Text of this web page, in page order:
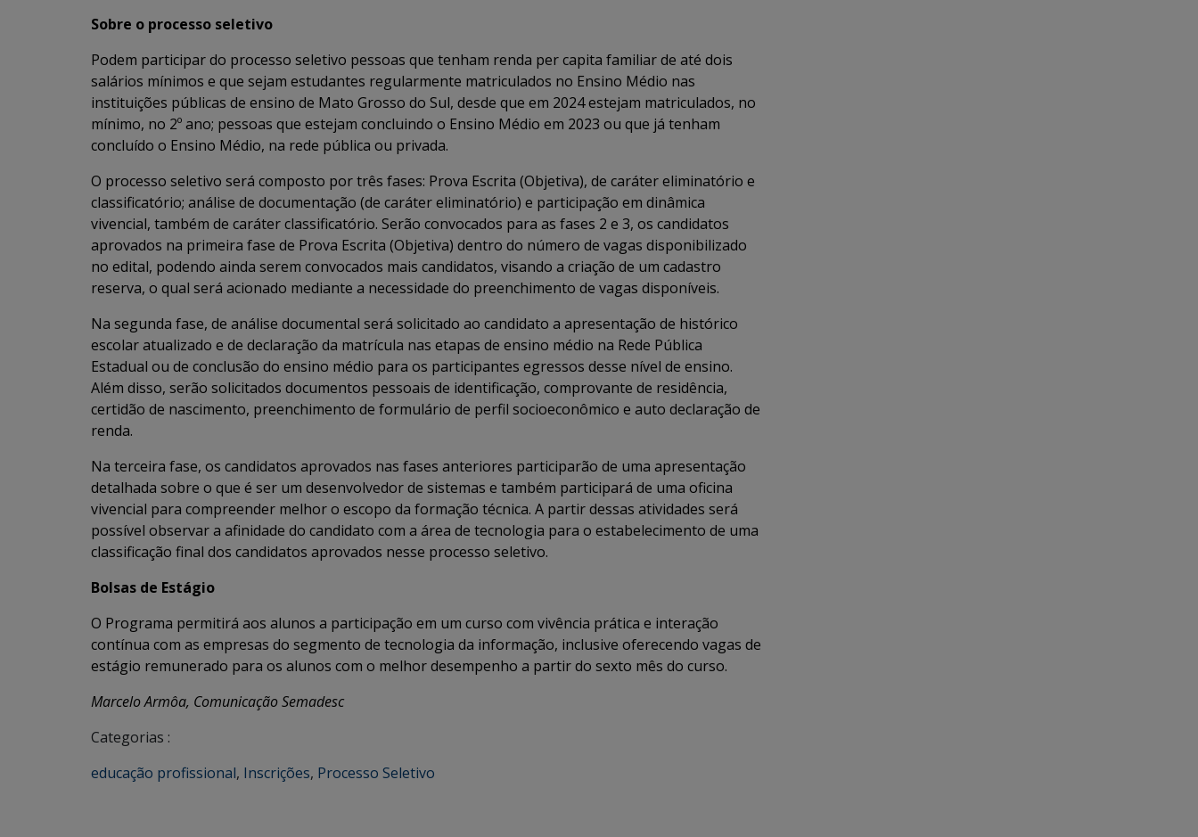
Sobre o processo seletivo
Podem participar do processo seletivo pessoas que tenham renda per capita familiar de até dois
salários mínimos e que sejam estudantes regularmente matriculados no Ensino Médio nas
instituições públicas de ensino de Mato Grosso do Sul, desde que em 2024 estejam matriculados, no
mínimo, no 2º ano; pessoas que estejam concluindo o Ensino Médio em 2023 ou que já tenham
concluído o Ensino Médio, na rede pública ou privada.
O processo seletivo será composto por três fases: Prova Escrita (Objetiva), de caráter eliminatório e
classificatório; análise de documentação (de caráter eliminatório) e participação em dinâmica
vivencial, também de caráter classificatório. Serão convocados para as fases 2 e 3, os candidatos
aprovados na primeira fase de Prova Escrita (Objetiva) dentro do número de vagas disponibilizado
no edital, podendo ainda serem convocados mais candidatos, visando a criação de um cadastro
reserva, o qual será acionado mediante a necessidade do preenchimento de vagas disponíveis.
Na segunda fase, de análise documental será solicitado ao candidato a apresentação de histórico
escolar atualizado e de declaração da matrícula nas etapas de ensino médio na Rede Pública
Estadual ou de conclusão do ensino médio para os participantes egressos desse nível de ensino.
Além disso, serão solicitados documentos pessoais de identificação, comprovante de residência,
certidão de nascimento, preenchimento de formulário de perfil socioeconômico e auto declaração de
renda.
Na terceira fase, os candidatos aprovados nas fases anteriores participarão de uma apresentação
detalhada sobre o que é ser um desenvolvedor de sistemas e também participará de uma oficina
vivencial para compreender melhor o escopo da formação técnica. A partir dessas atividades será
possível observar a afinidade do candidato com a área de tecnologia para o estabelecimento de uma
classificação final dos candidatos aprovados nesse processo seletivo.
Bolsas de Estágio
O Programa permitirá aos alunos a participação em um curso com vivência prática e interação
contínua com as empresas do segmento de tecnologia da informação, inclusive oferecendo vagas de
estágio remunerado para os alunos com o melhor desempenho a partir do sexto mês do curso.
Marcelo Armôa, Comunicação Semadesc
Categorias :
educação profissional, Inscrições, Processo Seletivo